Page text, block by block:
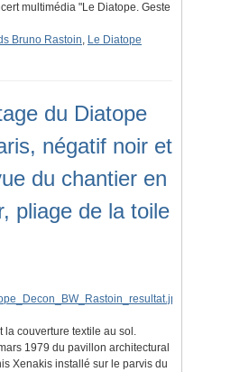
multimédia "Le Diatope. Geste
Bruno Rastoin, Le Diatope
du Diatope
négatif noir et
du chantier en
pliage de la toile
la couverture textile au sol.
1979 du pavillon architectural
Xenakis installé sur le parvis du